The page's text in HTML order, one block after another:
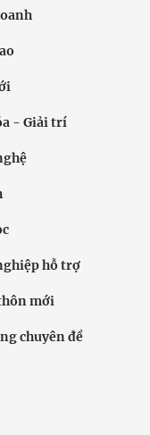
- Giải trí
hỗ trợ
mới
chuyên đề